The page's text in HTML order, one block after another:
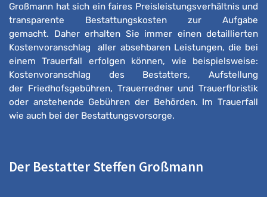
Großmann hat sich ein faires Preisleistungsverhältnis und
transparente Bestattungskosten zur Aufgabe
gemacht. Daher erhalten Sie immer einen detaillierten
Kostenvoranschlag aller absehbaren Leistungen, die bei
einem Trauerfall erfolgen können, wie beispielsweise:
Kostenvoranschlag des Bestatters, Aufstellung
der Friedhofsgebühren, Trauerredner und Trauerfloristik
oder anstehende Gebühren der Behörden. Im Trauerfall
wie auch bei der Bestattungsvorsorge.
Der Bestatter Steffen Großmann